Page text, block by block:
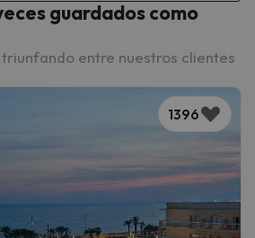
guardados como
entre nuestros clientes
1396